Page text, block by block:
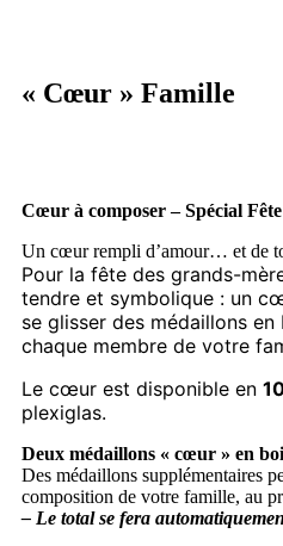
« Cœur » Famille
Cœur à composer – Spécial
Un cœur rempli d’amour… et de
Pour la fête des grands-
tendre et symbolique : un
se glisser des médaillons
chaque membre de votre
Le cœur est disponible en
plexiglas.
Deux médaillons « cœur » en
Des médaillons supplémentaires
composition de votre famille, au
– Le total se fera